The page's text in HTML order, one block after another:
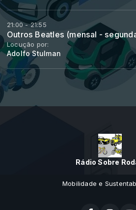
21:00 - 21:55
Locução por:
Adolfo Stulman
Rádio Sobre
Mobilidade e